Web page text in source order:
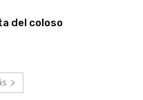
del coloso